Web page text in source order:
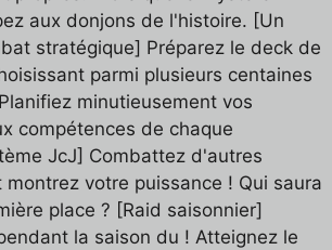
aux donjons de l'histoire. [Un
stratégique] Préparez le deck de
parmi plusieurs centaines
minutieusement vos
compétences de chaque
JcJ] Combattez d'autres
votre puissance ! Qui saura
place ? [Raid saisonnier]
la saison du ! Atteignez le